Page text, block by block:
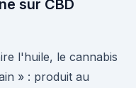
sur CBD
l'huile, le cannabis
» : produit au